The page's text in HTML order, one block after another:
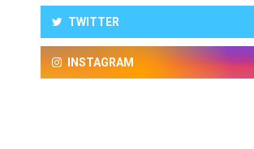
TWITTER
INSTAGRAM